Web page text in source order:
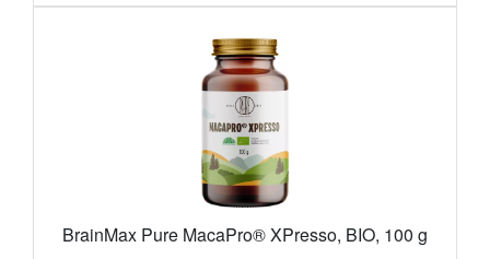
BrainMax Pure MacaPro® XPresso, BIO, 100 g